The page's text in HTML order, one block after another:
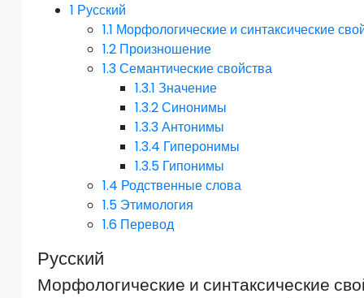
1 Русский
1.1 Морфологические и синтаксические
1.2 Произношение
1.3Семантические свойства
1.3.1 Значение
1.3.2Синонимы
1.3.3Антонимы
1.3.4 Гиперонимы
1.3.5 Гипонимы
1.4 Родственные слова
1.5 Этимология
1.6 Перевод
Русский
Морфологические и синтаксические